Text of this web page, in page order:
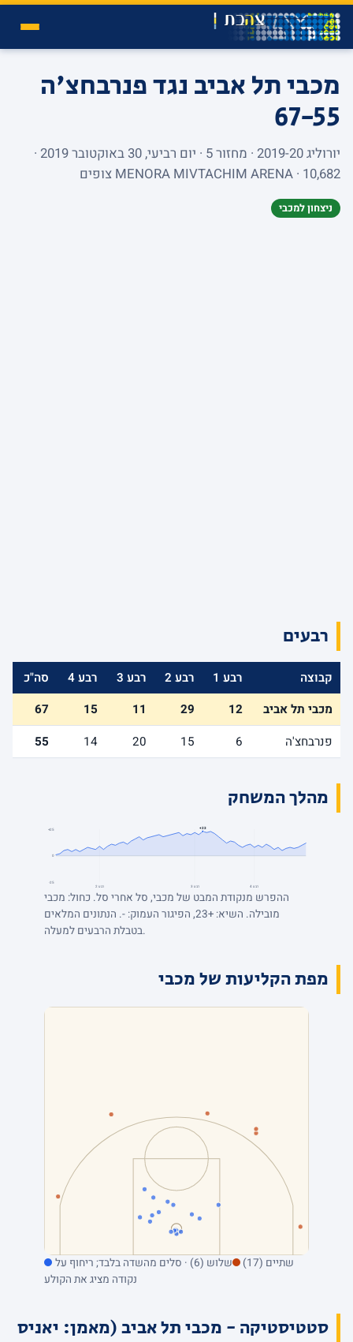
מכבי תל אביב נגד פנרבחצ'ה
67-55
יורוליג 2019-20 · מחזור 5 · יום רביעי, 30 באוקטובר 2019 ·
MENORA MIVTACHIM ARENA · 10,682 צופים
ניצחון למכבי
רבעים
קבוצה רבע 1 רבע 2 רבע 3 רבע 4
סה"כ
מכבי תל אביב
12
29
11
15
67
פנרבחצ'ה
6
15
20
14
55
מהלך המשחק
+25
0
-25
+23
רבע 2 רבע 3 רבע 4
ההפרש מנקודת המבט של מכבי, סל אחרי סל. כחול: מכבי
מובילה. השיא: +23, הפיגור העמוק: -. הנתונים המלאים
בטבלת הרבעים למעלה.
מפת הקליעות של מכבי
שתיים (17)
שלוש (6) · סלים מהשדה בלבד; ריחוף על
נקודה מציג את הקולע
סטטיסטיקה - מכבי תל אביב (מאמן: יאניס